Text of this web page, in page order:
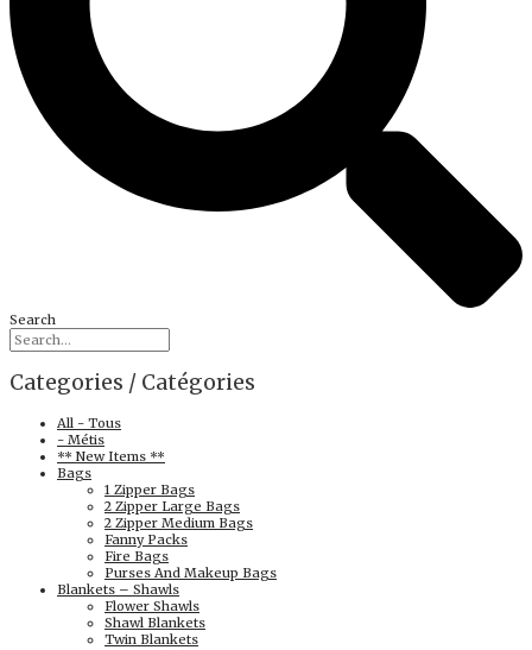
Search
Categories / Catégories
All - Tous
- Métis
** New Items **
Bags
1 Zipper Bags
2 Zipper Large Bags
2 Zipper Medium Bags
Fanny Packs
Fire Bags
Purses And Makeup Bags
Blankets – Shawls
Flower Shawls
Shawl Blankets
Twin Blankets